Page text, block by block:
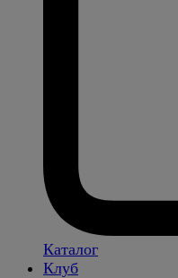
Каталог
Клуб